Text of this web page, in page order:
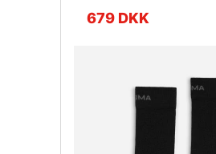
679 DKK